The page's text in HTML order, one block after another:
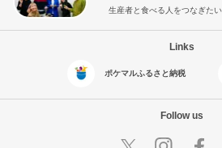
生産者と食べる人をつなぎたい
Links
ポケマルふるさと納税
Follow us